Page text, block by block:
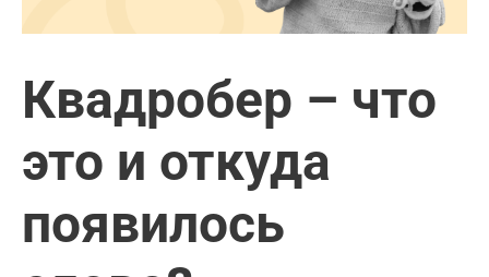
Квадробер – что
это и откуда
появилось